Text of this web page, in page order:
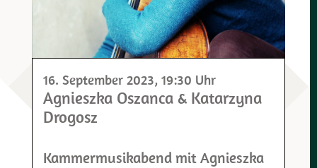
16. September 2023, 19:30 Uhr
Agnieszka Oszanca & Katarzyna
Drogosz
Kammermusikabend mit Agnieszka